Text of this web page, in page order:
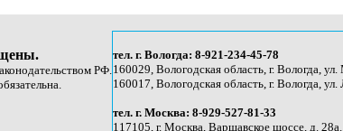
РФ.
тел. г. Вологда: 8-921-234-45-78
160029, Вологодская область, г. Вологда,
160017, Вологодская область, г. Вологда,
тел. г. Москва: 8-929-527-81-33
117105, г. Москва, Варшавское шоссе, д.